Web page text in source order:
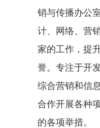
销与传播办公
计、网络、营
家的工作，提
誉。专注于开
综合营销和信
合作开展各种
的各项举措。